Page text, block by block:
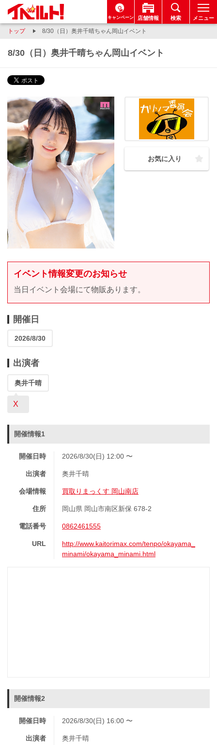
キャンペーン 店舗情報 検索 メニュー
トップ 8/30（日）奥井千晴ちゃん岡山イベント
8/30（日）奥井千晴ちゃん岡山イベント
お気に入り
イベント情報変更のお知らせ
当日イベント会場にて物販あります。
開催日
2026/8/30
出演者
奥井千晴
X
開催情報1
開催日時 2026/8/30(日) 12:00 〜
出演者 奥井千晴
会場情報 買取りまっくす 岡山南店
住所 岡山県 岡山市南区新保 678-2
電話番号 0862461555
URL
http://www.kaitorimax.com/tenpo/okayama_
minami/okayama_minami.html
開催情報2
開催日時 2026/8/30(日) 16:00 〜
出演者 奥井千晴